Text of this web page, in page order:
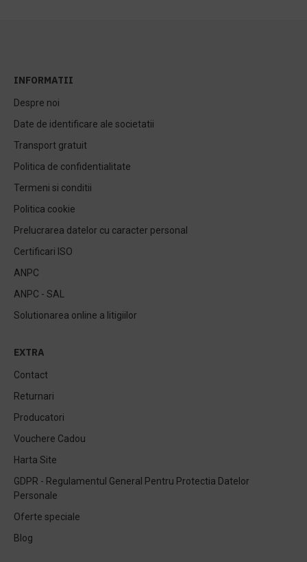
INFORMATII
Despre noi
Date de identificare ale societatii
Transport gratuit
Politica de confidentialitate
Termeni si conditii
Politica cookie
Prelucrarea datelor cu caracter personal
Certificari ISO
ANPC
ANPC - SAL
Solutionarea online a litigiilor
EXTRA
Contact
Returnari
Producatori
Vouchere Cadou
Harta Site
GDPR - Regulamentul General Pentru Protectia Datelor
Personale
Oferte speciale
Blog